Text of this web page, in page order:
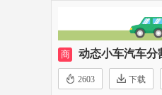
商 动态小车汽车分
2603 下载